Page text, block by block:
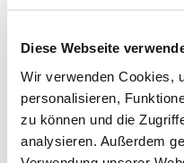
Diese Webseite
Wir verwenden Cookies,
personalisieren,
zu können und die
analysieren. Außerdem
Contact
Ruff’sBurger
Ohlmüllerstraße 10
81541 München
Deutschland